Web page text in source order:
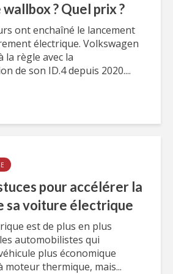
? Quel prix ?
ont enchaîné le lancement
électrique. Volkswagen
la règle avec la
de son ID.4 depuis 2020....
pour accélérer la
sa voiture électrique
est de plus en plus
automobilistes qui
plus économique
moteur thermique, mais...